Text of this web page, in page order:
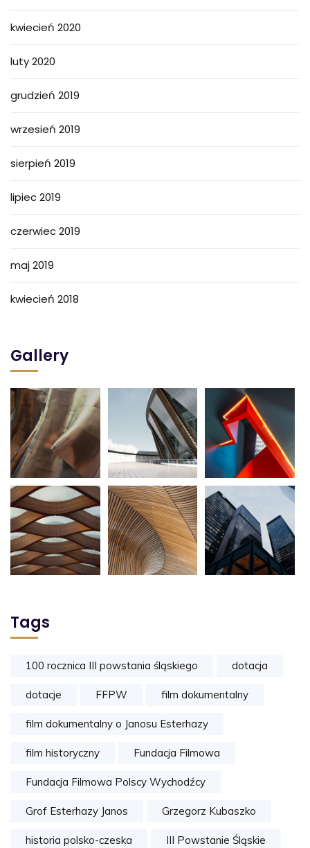
kwiecień 2020
luty 2020
grudzień 2019
wrzesień 2019
sierpień 2019
lipiec 2019
czerwiec 2019
maj 2019
kwiecień 2018
Gallery
Tags
100 rocznica III powstania śląskiego dotacja
dotacje FFPW film dokumentalny
film dokumentalny o Janosu Esterhazy
film historyczny Fundacja Filmowa
Fundacja Filmowa Polscy Wychodźcy
Grof Esterhazy Janos Grzegorz Kubaszko
historia polsko-czeska III Powstanie Śląskie